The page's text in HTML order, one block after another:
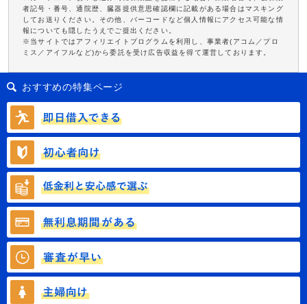
者記号・番号、通院歴、臓器提供意思確認欄に記載がある場合はマスキング
してお送りください。その他、バーコードなど個人情報にアクセス可能な情
報についても隠したうえでご提出ください。
※当サイトではアフィリエイトプログラムを利用し、事業者(アコム／プロ
ミス／アイフルなど)から委託を受け広告収益を得て運営しております。
おすすめの特集ページ